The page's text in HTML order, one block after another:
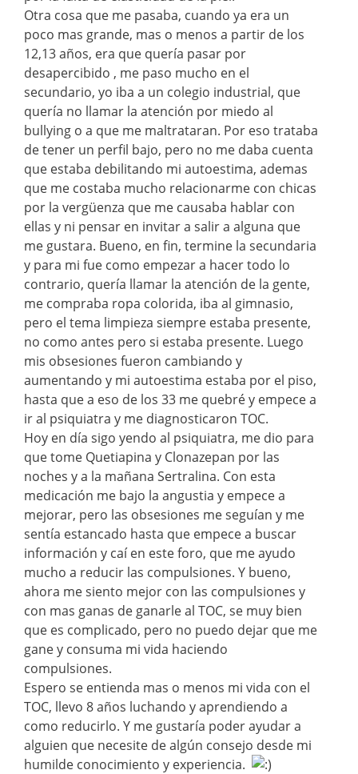
Otra cosa que me pasaba, cuando ya era un
poco mas grande, mas o menos a partir de los
12,13 años, era que quería pasar por
desapercibido , me paso mucho en el
secundario, yo iba a un colegio industrial, que
quería no llamar la atención por miedo al
bullying o a que me maltrataran. Por eso trataba
de tener un perfil bajo, pero no me daba cuenta
que estaba debilitando mi autoestima, ademas
que me costaba mucho relacionarme con chicas
por la vergüenza que me causaba hablar con
ellas y ni pensar en invitar a salir a alguna que
me gustara. Bueno, en fin, termine la secundaria
y para mi fue como empezar a hacer todo lo
contrario, quería llamar la atención de la gente,
me compraba ropa colorida, iba al gimnasio,
pero el tema limpieza siempre estaba presente,
no como antes pero si estaba presente. Luego
mis obsesiones fueron cambiando y
aumentando y mi autoestima estaba por el piso,
hasta que a eso de los 33 me quebré y empece a
ir al psiquiatra y me diagnosticaron TOC.
Hoy en día sigo yendo al psiquiatra, me dio para
que tome Quetiapina y Clonazepan por las
noches y a la mañana Sertralina. Con esta
medicación me bajo la angustia y empece a
mejorar, pero las obsesiones me seguían y me
sentía estancado hasta que empece a buscar
información y caí en este foro, que me ayudo
mucho a reducir las compulsiones. Y bueno,
ahora me siento mejor con las compulsiones y
con mas ganas de ganarle al TOC, se muy bien
que es complicado, pero no puedo dejar que me
gane y consuma mi vida haciendo
compulsiones.
Espero se entienda mas o menos mi vida con el
TOC, llevo 8 años luchando y aprendiendo a
como reducirlo. Y me gustaría poder ayudar a
alguien que necesite de algún consejo desde mi
humilde conocimiento y experiencia.